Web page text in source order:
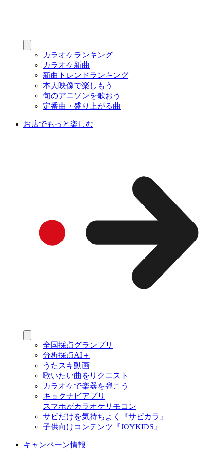
カラオケランキング
カラオケ新曲
新曲トレンドランキング
本人映像で楽しもう
旬のアニソンを歌おう
定番曲・盛り上がる曲
お店でもっと楽しむ
全国採点グランプリ
分析採点AI＋
うたスキ動画
歌いたい曲をリクエスト
カラオケで楽器を弾こう
キョクナビアプリ
スマホがカラオケリモコン
サビだけを気持ちよく『サビカラ』
子供向けコンテンツ『JOYKIDS』
キャンペーン情報